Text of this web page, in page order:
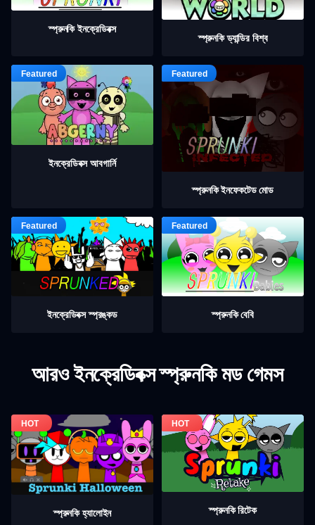
স্প্রুনকি ইনক্রেডিবক্স
স্প্রুনকি ড্যান্ডির বিশ্ব
ইনক্রেডিবক্স আবগার্নি
স্প্রুনকি ইনফেকটেড মোড
ইনক্রেডিবক্স স্প্রঙ্কড স্প্রুনকি বেবি
আরও ইনক্রেডিবক্স স্প্রুনকি মড গেমস
স্প্রুনকি হ্যালোইন স্প্রুনকি রিটেক